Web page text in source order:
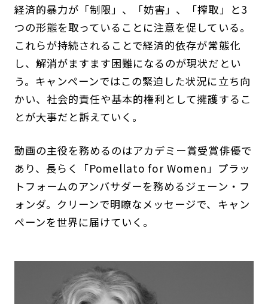
経済的暴力が「制限」、「妨害」、「搾取」と3
つの形態を取っていることに注意を促している。
これらが持続されることで経済的依存が常態化
し、解消がますます困難になるのが現状だとい
う。キャンペーンではこの緊迫した状況に立ち向
かい、社会的責任や基本的権利として擁護するこ
とが大事だと訴えていく。
動画の主役を務めるのはアカデミー賞受賞俳優で
あり、長らく「Pomellato for Women」プラッ
トフォームのアンバサダーを務めるジェーン・フ
ォンダ。クリーンで明瞭なメッセージで、キャン
ペーンを世界に届けていく。